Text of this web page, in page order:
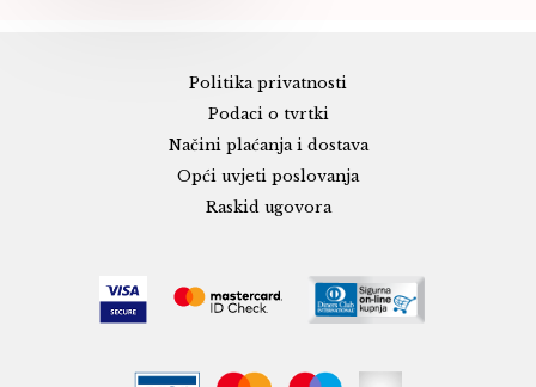
Politika privatnosti
Podaci o tvrtki
Načini plaćanja i dostava
Opći uvjeti poslovanja
Raskid ugovora